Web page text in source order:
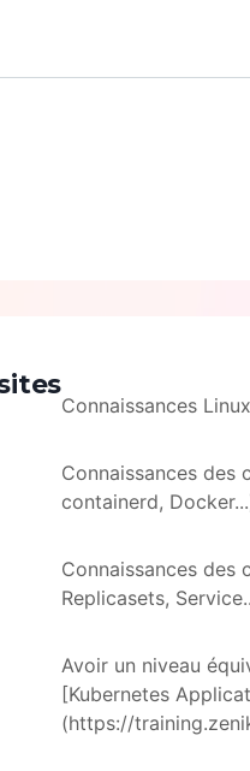
Connaissances
Connaissances des
containerd,
Connaissances des
Replicasets,
Avoir un niveau
[Kubernetes
(https://